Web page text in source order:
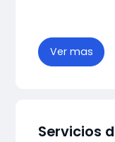
Ver mas
Servicios